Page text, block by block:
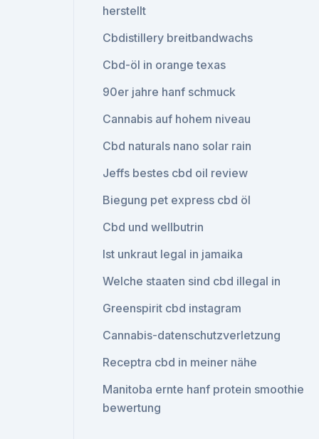
herstellt
Cbdistillery breitbandwachs
Cbd-öl in orange texas
90er jahre hanf schmuck
Cannabis auf hohem niveau
Cbd naturals nano solar rain
Jeffs bestes cbd oil review
Biegung pet express cbd öl
Cbd und wellbutrin
Ist unkraut legal in jamaika
Welche staaten sind cbd illegal in
Greenspirit cbd instagram
Cannabis-datenschutzverletzung
Receptra cbd in meiner nähe
Manitoba ernte hanf protein smoothie
bewertung